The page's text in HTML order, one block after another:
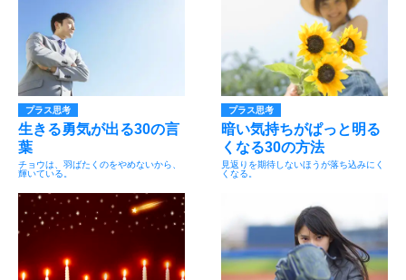
プラス思考
生きる勇気が出る30の言
葉
チョウは、羽ばたくのをやめないから、
輝いている。
プラス思考
暗い気持ちがぱっと明る
くなる30の方法
見返りを期待しないほうが落ち込みにく
くなる。